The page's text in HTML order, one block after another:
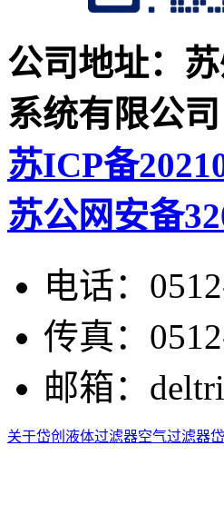
公司地址：
系统有限公司
苏ICP备
苏公网安备
电话：
传真：
邮箱：
关于岱创 液体过滤器空气过滤器